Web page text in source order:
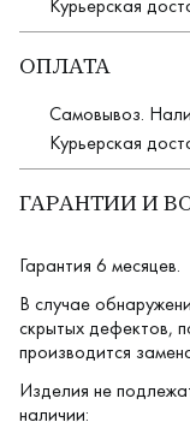
Курьерская
ОПЛАТА
Самовывоз.
Курьерская
ГАРАНТИИ И
Гарантия 6 месяцев.
В случае
скрытых дефектов,
производится
Изделия не
наличии: